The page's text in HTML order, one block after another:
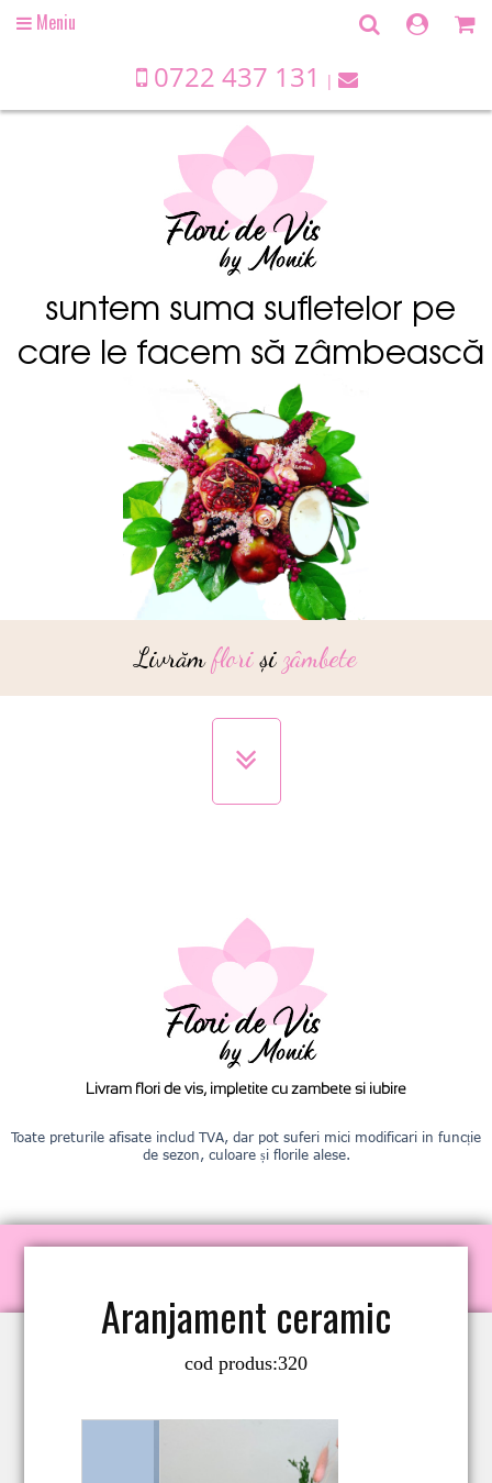
suntem suma sufletelor pe
care le facem să zâmbească
Livrămfloriși zâmbete
OpenMeniu
0722 437 131
Livram flori de vis, impletite cu zambete si iubire
Toate preturile afisate includ TVA, dar pot suferi mici modificari in funcție
de sezon, culoare și florile alese.
Aranjament ceramic
cod produs:320